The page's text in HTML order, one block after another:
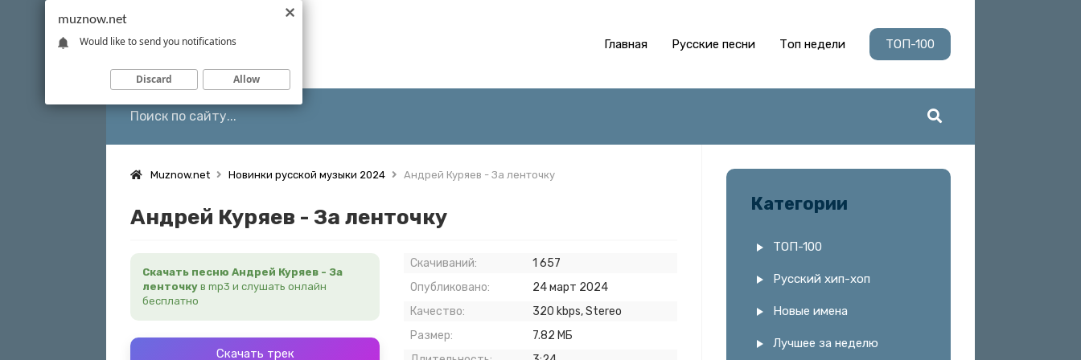
Главная Русские песни Топ недели ТОП-100
Muznow.net Новинки русской музыки 2024 Андрей Куряев - За ленточку
Андрей Куряев - За ленточку
Скачать песню Андрей Куряев - За
ленточку в mp3 и слушать онлайн
бесплатно
Скачать трек
Скачиваний:
1 657
Опубликовано:
24 март 2024
Качество:
320 kbps, Stereo
Размер:
7.82 МБ
Категории
ТОП-100
Русский хип-хоп
Новые имена
Лучшее за неделю
muznow.net
Would like to send you notifications
Discard Allow